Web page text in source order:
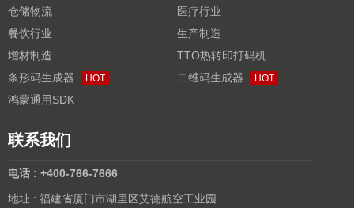
仓储物流
医疗行业
餐饮行业
生产制造
增材制造
TTO热转印打码机
条形码生成器
HOT 二维码生成器 HOT
鸿蒙通用SDK
联系我们
电话 : +400-766-7666
地址 : 福建省厦门市湖里区艾德航空工业园